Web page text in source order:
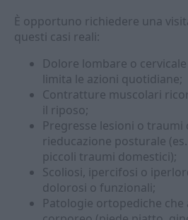
È opportuno richiedere una
questi casi reali:
Dolore lombare o
limita le azioni quotidiane;
Contratture muscolari
il riposo;
Pregresse lesioni o traumi
rieducazione posturale
piccoli traumi domestici);
Scoliosi, ipercifosi o
dolorosi o funzionali;
Patologie ortopediche